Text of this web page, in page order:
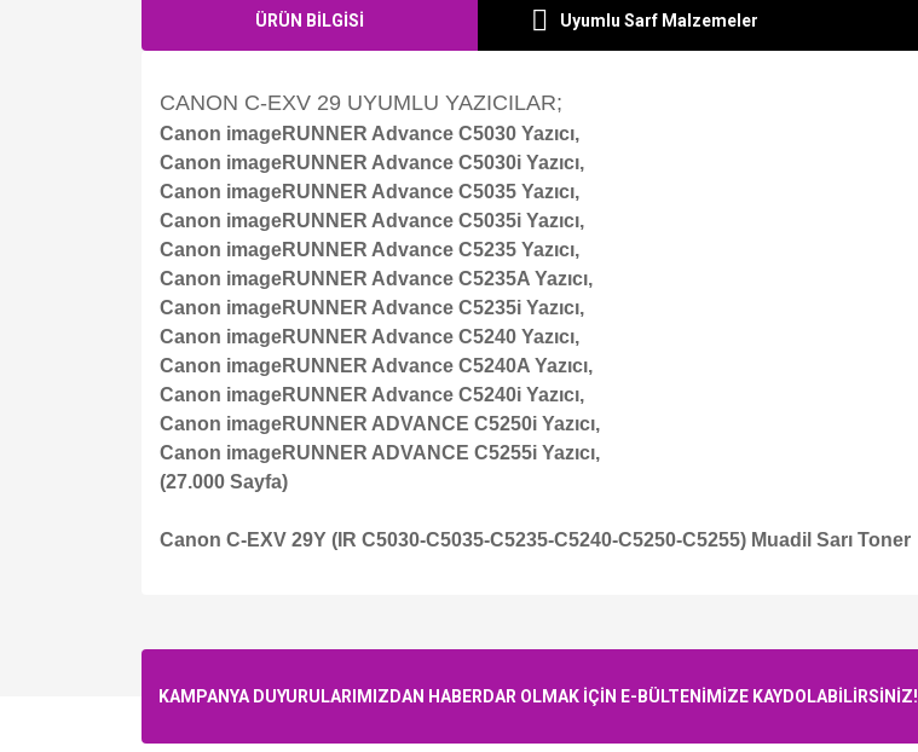
ÜRÜN BİLGİSİ Uyumlu Sarf Malzemeler
CANON C-EXV 29 UYUMLU YAZICILAR;
Canon imageRUNNER Advance C5030 Yazıcı,
Canon imageRUNNER Advance C5030i Yazıcı,
Canon imageRUNNER Advance C5035 Yazıcı,
Canon imageRUNNER Advance C5035i Yazıcı,
Canon imageRUNNER Advance C5235 Yazıcı,
Canon imageRUNNER Advance C5235A Yazıcı,
Canon imageRUNNER Advance C5235i Yazıcı,
Canon imageRUNNER Advance C5240 Yazıcı,
Canon imageRUNNER Advance C5240A Yazıcı,
Canon imageRUNNER Advance C5240i Yazıcı,
Canon imageRUNNER ADVANCE C5250i Yazıcı,
Canon imageRUNNER ADVANCE C5255i Yazıcı,
(27.000 Sayfa)
Canon C-EXV 29Y (IR C5030-C5035-C5235-C5240-C5250-C5255) Muadil Sarı Toner
KAMPANYA DUYURULARIMIZDAN HABERDAR OLMAK İÇİN E-BÜLTENİMİZE KAYDOLABİLİRSİNİZ!